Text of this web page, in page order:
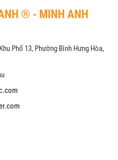
® - MINH ANH
Phố 13, Phường Bình Hưng Hòa,